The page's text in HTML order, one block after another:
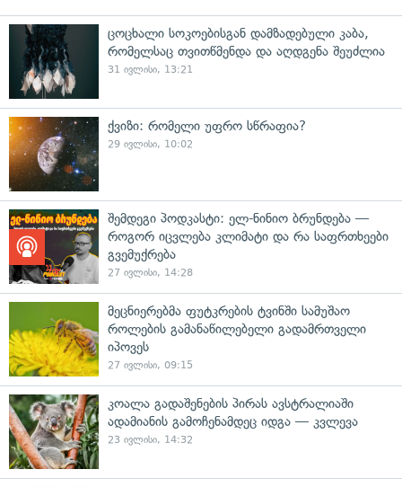
ცოცხალი სოკოებისგან დამზადებული კაბა,
რომელსაც თვითწმენდა და აღდგენა შეუძლია
31 ივლისი, 13:21
ქვიზი: რომელი უფრო სწრაფია?
29 ივლისი, 10:02
შემდეგი პოდკასტი: ელ-ნინიო ბრუნდება —
როგორ იცვლება კლიმატი და რა საფრთხეები
გვემუქრება
27 ივლისი, 14:28
მეცნიერებმა ფუტკრების ტვინში სამუშაო
როლების გამანაწილებელი გადამრთველი
იპოვეს
27 ივლისი, 09:15
კოალა გადაშენების პირას ავსტრალიაში
ადამიანის გამოჩენამდეც იდგა — კვლევა
23 ივლისი, 14:32